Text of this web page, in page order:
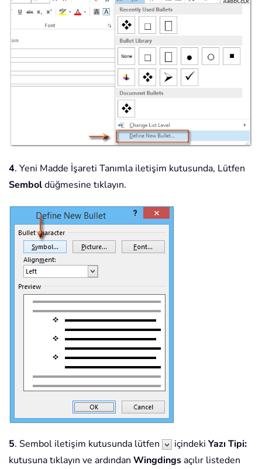
4. Yeni Madde İşareti Tanımla iletişim kutusunda, Lütfen
Semboldüğmesine tıklayın.
5. Sembol iletişim kutusunda lütfen içindeki Yazı Tipi:
kutusuna tıklayın ve ardından Wingdingsaçılır listeden